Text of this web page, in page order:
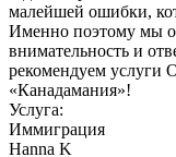
малейшей ошибки,
Именно поэтому мы
внимательность и
рекомендуем услуги
«Канадамания»!
Услуга:
Иммиграция
Hanna K